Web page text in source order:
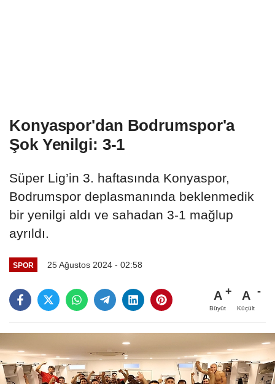
Konyaspor'dan Bodrumspor'a
Şok Yenilgi: 3-1
Süper Lig’in 3. haftasında Konyaspor,
Bodrumspor deplasmanında beklenmedik
bir yenilgi aldı ve sahadan 3-1 mağlup
ayrıldı.
SPOR 25 Ağustos 2024 - 02:58
A
Büyüt
A
Küçült